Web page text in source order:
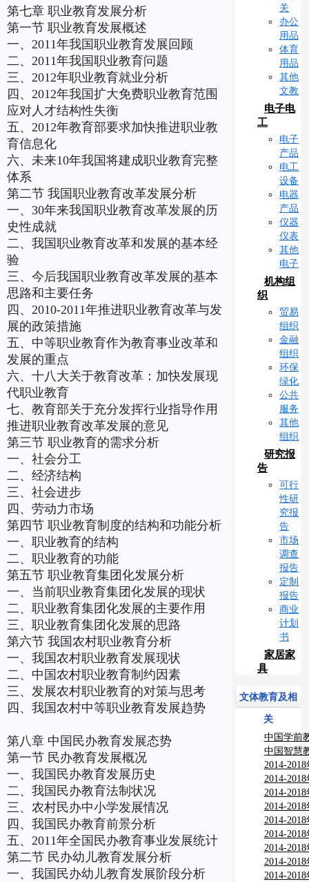
第七章 职业教育发展分析
第一节 职业教育发展概述
一、2011年我国职业教育发展回顾
二、2011年我国职业教育问题
三、2012年职业教育就业分析
四、2012年我国扩大免费职业教育范围
应对人才结构性失衡
五、2012年教育部要求加快推进职业教
育信息化
六、未来10年我国将建成职业教育完整
体系
第二节 我国职业教育改革发展分析
一、30年来我国职业教育改革发展的历
史性成就
二、我国职业教育改革和发展的基本经
验
三、今后我国职业教育改革发展的基本
思路和主要任务
四、2010-2011年推进职业教育改革与发
展的政策措施
五、中等职业教育作为教育事业改革和
发展的重点
六、十八大关于教育改革：加快发展现
代职业教育
七、教育部关于充分发挥行业指导作用
推进职业教育改革发展的意见
第三节 职业教育的需求分析
一、社会分工
二、经济结构
三、社会进步
四、劳动力市场
第四节 职业教育制度的结构和功能分析
一、职业教育的结构
二、职业教育的功能
第五节 职业教育集团化发展分析
一、当前职业教育集团化发展的现状
二、职业教育集团化发展的主要作用
三、职业教育集团化发展的思路
第六节 我国农村职业教育分析
一、我国农村职业教育发展现状
二、中国农村职业教育制约因素
三、发展农村职业教育的对策与思考
四、我国农村中等职业教育发展趋势
第八章 中国民办教育发展态势
第一节 民办教育发展概况
一、我国民办教育发展历史
二、我国民办教育法制状况
三、农村民办中小学发展情况
四、我国民办教育前景分析
五、2011年全国民办教育事业发展统计
第二节 民办幼儿教育发展分析
一、我国民办幼儿教育发展阶段分析
关
办公
用品
体育
用品
其他
文教
电子电
工
电子
产品
电工
设备
电器
产品
仪器
仪表
其他
电子
机构组
织
贸易
组织
金融
组织
环保
绿化
公共
服务
其他
组织
研究报
告
可行
性研
究报
告
市场
调查
报告
定制
报告
商业
计划
书
家居家
具
文体教育及相
关
中国学前
究报告
中国智慧
测报告
2014-
画用笔市
告
2014-
分析与行
2014-
析与行业
2014-
分析与行
2014-
粒市场分
2014-
用墨水市
告
2014-
与行业调
2014-
与行业调
2014-